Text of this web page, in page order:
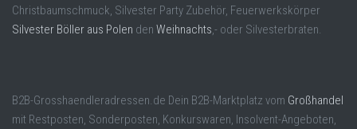
Christbaumschmuck, Silvester Party Zubehör, Feuerwerkskörper
Silvester Böller aus Polen den Weihnachts,- oder Silvesterbraten.
B2B-Grosshaendleradressen.de Dein B2B-Marktplatz vom Großhandel
mit Restposten, Sonderposten, Konkurswaren, Insolvent-Angeboten,